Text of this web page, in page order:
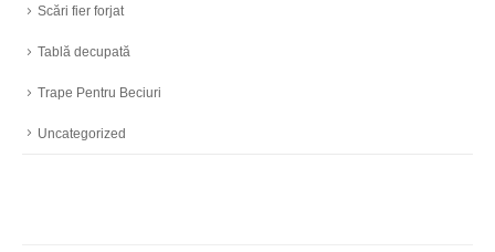
Scări fier forjat
Tablă decupată
Trape Pentru Beciuri
Uncategorized